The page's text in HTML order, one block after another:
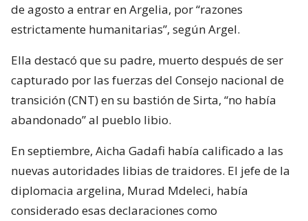
de agosto a entrar en Argelia, por “razones
estrictamente humanitarias”, según Argel.
Ella destacó que su padre, muerto después de ser
capturado por las fuerzas del Consejo nacional de
transición (CNT) en su bastión de Sirta, “no había
abandonado” al pueblo libio.
En septiembre, Aicha Gadafi había calificado a las
nuevas autoridades libias de traidores. El jefe de la
diplomacia argelina, Murad Mdeleci, había
considerado esas declaraciones como